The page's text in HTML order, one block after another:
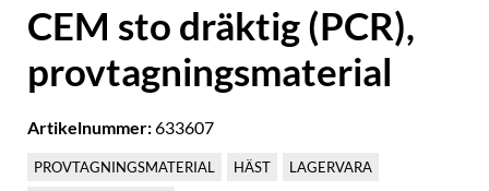
CEM sto dräktig (PCR),
provtagningsmaterial
Artikelnummer:633607
PROVTAGNINGSMATERIAL HÄST
LAGERVARA